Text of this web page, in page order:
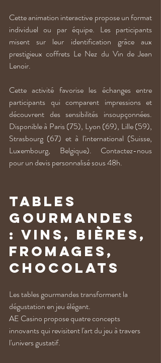
Cette animation interactive propose un format
individuel ou par équipe. Les participants
misent sur leur identification grâce aux
prestigieux coffrets Le Nez du Vin de Jean
Lenoir.
Cette activité favorise les échanges entre
participants qui comparent impressions et
découvrent des sensibilités insoupçonnées.
Disponible à Paris (75), Lyon (69), Lille (59),
Strasbourg (67) et à l'international (Suisse,
Luxembourg, Belgique). Contactez-nous
pour un devis personnalisé sous 48h.
Tables
gourmandes
: vins, bières,
fromages,
chocolats
Les tables gourmandes transforment la
dégustation en jeu élégant.
AE Casino propose quatre concepts
innovants qui revisitent l'art du jeu à travers
l'univers gustatif.